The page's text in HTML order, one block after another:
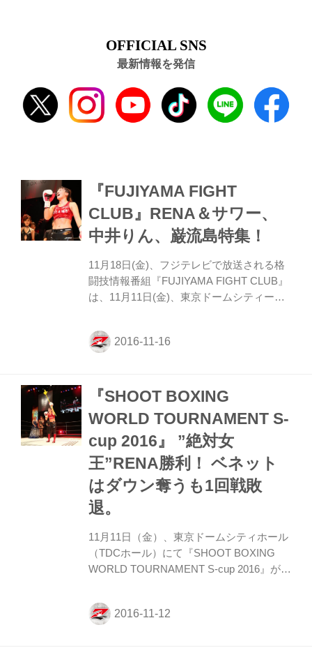
OFFICIAL SNS
最新情報を発信
『FUJIYAMA FIGHT
CLUB』RENA＆サワー、
中井りん、巌流島特集！
11月18日(金)、フジテレビで放送される格
闘技情報番組『FUJIYAMA FIGHT CLUB』
は、11月11日(金)、東京ドームシティーホ
WORLD TOURNAMENT S-cup 2016』の
RENA＆アンディ・サワーの試合観戦レポ
れんのか！？」他にも、レイザーラモン
FUJIYAMA FIGHT CLUBは格闘技界のトピ
ックを見逃さない。 【放送概要】 番組タ
イトル：FUJIYAMA FIGHT CLUB＜フジ
バ...
『SHOOT BOXING
WORLD TOURNAMENT S-
cup 2016』 ”絶対女
王”RENA勝利！ ベネット
はダウン奪うも1回戦敗
退。
11月11日（金）、東京ドームシティホール
（TDCホール）にて『SHOOT BOXING
WORLD TOURNAMENT S-cup 2016』が開
登場したのは今大会がシュートボクシング
初参戦となるチャールズ・“クレイジーホー